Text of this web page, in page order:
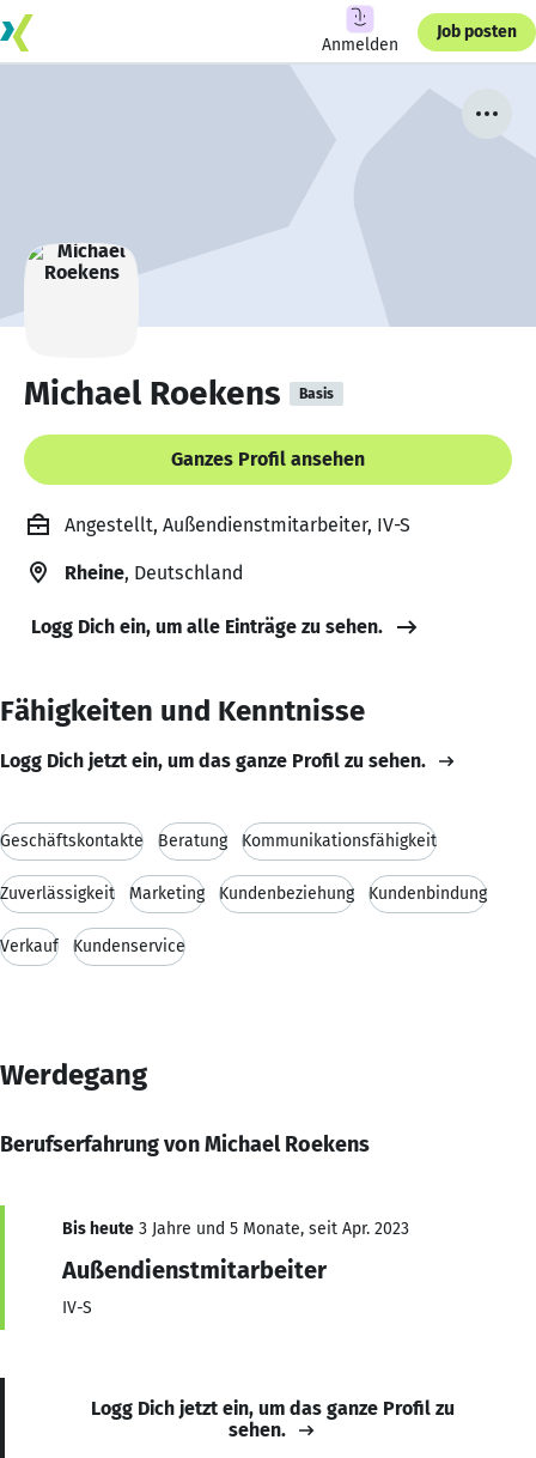
Anmelden
Job posten
Michael Roekens Basis
Ganzes Profil ansehen
Angestellt, Außendienstmitarbeiter, IV-S
Rheine, Deutschland
Logg Dich ein, um alle Einträge zu sehen.
Fähigkeiten und Kenntnisse
Logg Dich jetzt ein, um das ganze Profil zu sehen.
Geschäftskontakte Beratung Kommunikationsfähigkeit
Zuverlässigkeit Marketing Kundenbeziehung Kundenbindung
Verkauf Kundenservice
Werdegang
Berufserfahrung von Michael Roekens
Bis heute 3 Jahre und 5 Monate, seit Apr. 2023
Außendienstmitarbeiter
IV-S
Logg Dich jetzt ein, um das ganze Profil zu
sehen.